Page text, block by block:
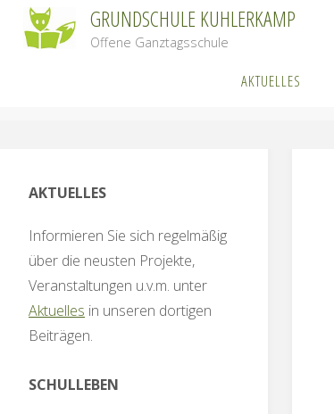
Inhalt
GRUNDSCHULE KUHLERKAMP
Offene Ganztagsschule
AKTUELLES
AKTUELLES
Informieren Sie sich regelmäßig
über die neusten Projekte,
Veranstaltungen u.v.m. unter
Aktuelles in unseren dortigen
Beiträgen.
SCHULLEBEN